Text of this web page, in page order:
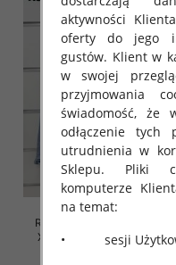
Rybaczki damskie jeansy
XS-XL, 1 Kolor Paczka 10
aktywności
oferty do jego
gustów. Klient w
w swojej
przyjmowania
świadomość, że
odłączenie tych
utrudnienia w
Sklepu. Pliki
komputerze
na temat:
• sesji